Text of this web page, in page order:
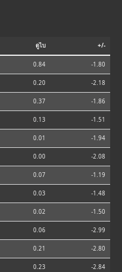
ดูไบ +/-
0.84 -1.80
0.20 -2.18
0.37 -1.86
0.13 -1.51
0.01 -1.94
0.00 -2.08
0.07 -1.19
0.03 -1.48
0.02 -1.50
0.06 -2.99
0.21 -2.80
0.23 -2.84